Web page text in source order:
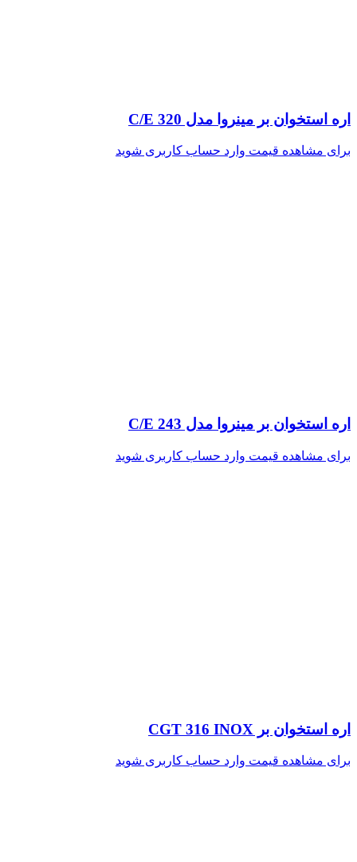
اره استخوان بر مینروا مدل C/E 320
برای مشاهده قیمت وارد حساب کاربری شوید
اره استخوان بر مینروا مدل C/E 243
برای مشاهده قیمت وارد حساب کاربری شوید
اره استخوان بر CGT 316 INOX
برای مشاهده قیمت وارد حساب کاربری شوید